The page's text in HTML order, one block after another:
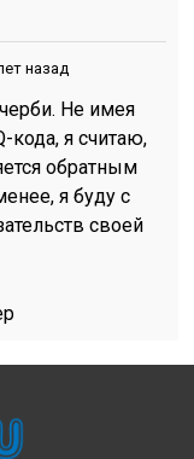
назад
Не имея
кода, я считаю,
обратным
я буду с
своей